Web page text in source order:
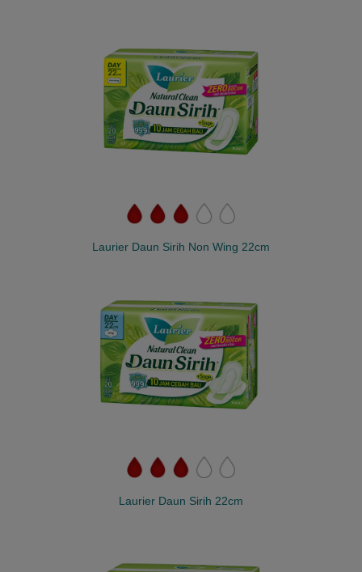
Laurier Daun Sirih Non Wing 22cm
Laurier Daun Sirih 22cm